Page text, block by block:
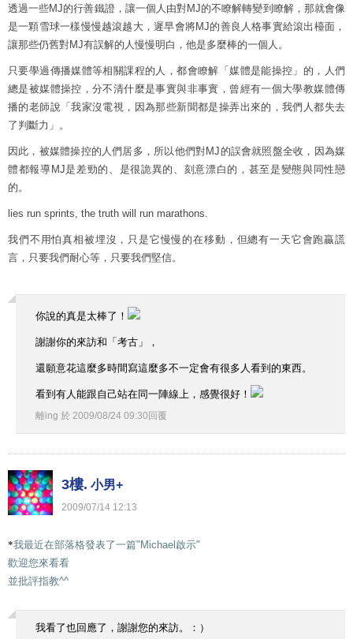
透過一些MJ的行善鐵證，讓一個人由對MJ的不瞭解轉變到瞭解，那就會像
是一顆雪球一樣慢慢越滾越大，遲早會將MJ的善良人格事實給滾出檯面，
讓那些仍舊對MJ有誤解的人慢慢明白，他是多麼棒的一個人。
只要學過傳播媒體等相關課程的人，都會瞭解「媒體是能操控」的，人們
總是被媒體操控，分不清什麼是事實與非事實，曾經有一個大學教媒體傳
播的老師說「我家沒電視，因為那些新聞都是操弄出來的，我們人都失去
了判斷力」。
因此，被媒體操控的人們居多，所以他們對MJ的誤會就照盤全收，因為媒
體都報導MJ是差勁的、是很詭異的、刻意漂白的，甚至是變態與同性戀
的。
lies run sprints, the truth will run marathons.
我們不用怕真相被埋沒，只是它慢慢的在移動，但總有一天它會跑贏謊
言，只要我們耐心等，只要我們堅信。
你說的真是太棒了！
謝謝你的來訪和「考古」，
還願意花這麼多時間寫這麼多不一定會有很多人看到的東西。
看到有人能跟自己站在同一陣線上，感覺很好！
離ing 於 2009/08/24 09:30 回覆
3樓. 小男+
2009/07/14 12:13
*我最近在部落格發表了一篇"Michael 啟示"
歡迎您來看看
並批評指教^^
我看了也回應了，謝謝您的來訪。：）